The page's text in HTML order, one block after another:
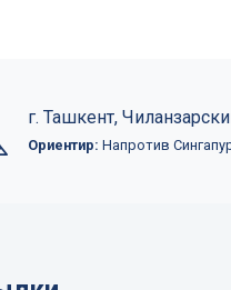
г. Ташкент,
Ориентир: Напротив